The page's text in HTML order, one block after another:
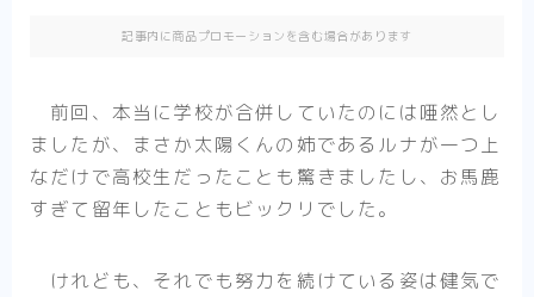
転生悪女の黒歴史
推したいしております
末永くよろしくお願いします
記事内に商品プロモーションを含む場合があります
前回、本当に学校が合併していたのには唖然とし
ましたが、まさか太陽くんの姉であるルナが一つ上
なだけで高校生だったことも驚きましたし、お馬鹿
すぎて留年したこともビックリでした。
けれども、それでも努力を続けている姿は健気で